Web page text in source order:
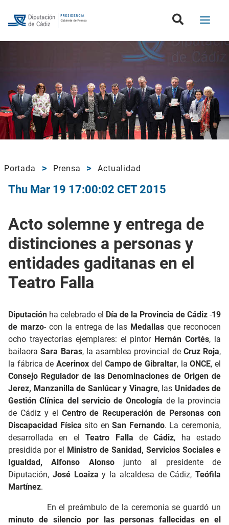
Portada Prensa Actualidad
Thu Mar 19 17:00:02 CET 2015
Acto solemne y entrega de
distinciones a personas y
entidades gaditanas en el
Teatro Falla
Diputación ha celebrado el Día de la Provincia de Cádiz -19
de marzo- con la entrega de las Medallas que reconocen
ocho trayectorias ejemplares: el pintor Hernán Cortés, la
bailaoraSara Baras, la asamblea provincial de Cruz Roja,
la fábrica deAcerinox del Campo de Gibraltar, laONCE, el
Consejo Regulador de las Denominaciones de Origen de
Jerez, Manzanilla de Sanlúcar y Vinagre, las Unidades de
Gestión Clínica del servicio de Oncología de la provincia
de Cádiz y el Centro de Recuperación de Personas con
Discapacidad Física sito enSan Fernando. La ceremonia,
desarrollada en elTeatro Falla deCádiz, ha estado
presidida por el Ministro de Sanidad, Servicios Sociales e
Igualdad, Alfonso Alonsojunto al presidente de
Diputación, José Loaiza y la alcaldesa de Cádiz, Teófila
Martínez.
En el preámbulo de la ceremonia se guardó un
minuto de silencio por las personas fallecidas en el